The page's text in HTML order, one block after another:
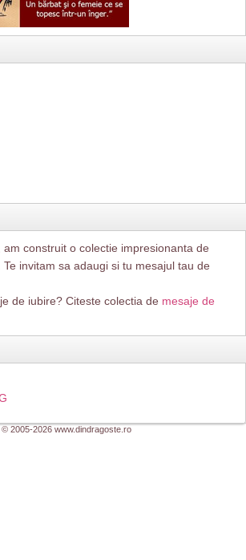
am construit o colectie impresionanta de
. Te invitam sa adaugi si tu mesajul tau de
de iubire? Citeste colectia de mesaje de
© 2005-2026 www.dindragoste.ro